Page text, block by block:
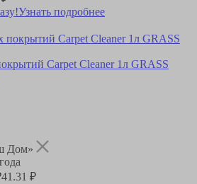
Узнать подробнее
Carpet Cleaner 1л GRASS
Дом»
41.31 ₽